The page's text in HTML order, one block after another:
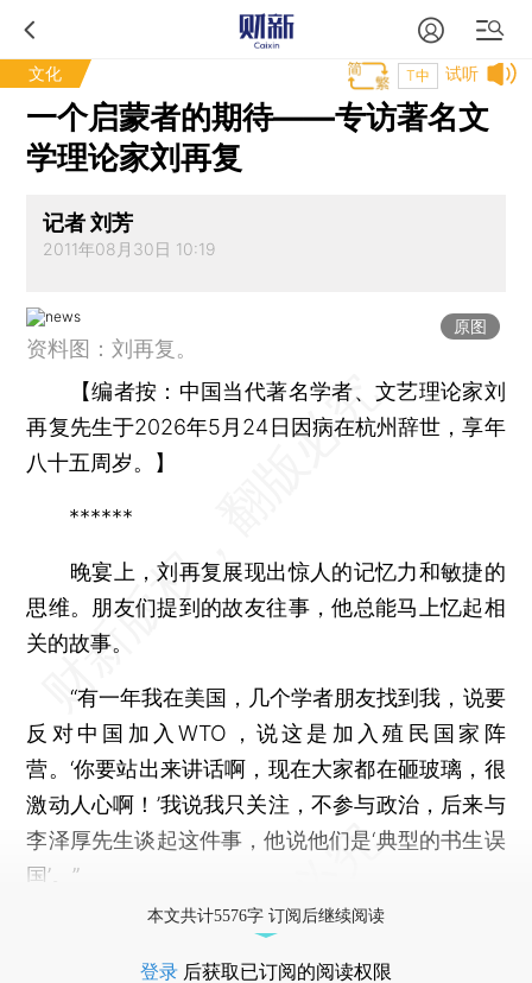
文化 试听
T中
一个启蒙者的期待——专访著名文
学理论家刘再复
记者 刘芳
2011年08月30日 10:19
原图
资料图：刘再复。
【编者按： 中国当代著名学者、文艺理论家刘
再复先生于2026年5月24日因病在杭州辞世，享年
八十五周岁。】
******
晚宴上，刘再复展现出惊人的记忆力和敏捷的
思维。朋友们提到的故友往事，他总能马上忆起相
关的故事。
“有一年我在美国，几个学者朋友找到我，说要
反对中国加入WTO，说这是加入殖民国家阵
营。‘你要站出来讲话啊，现在大家都在砸玻璃，很
激动人心啊！’我说我只关注，不参与政治，后来与
李泽厚先生谈起这件事，他说他们是‘典型的书生误
国’。”
本文共计5576字 订阅后继续阅读
登录 后获取已订阅的阅读权限